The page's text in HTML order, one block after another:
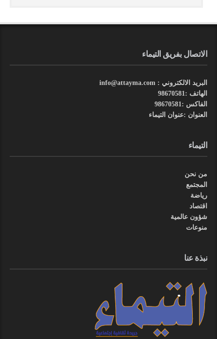
الاتصال بفريق التيماء
البريد الالكتروني : info@attayma.com
الهاتف :98670581
الفاكس :98670581
العنوان :عنوان التيماء
التيماء
من نحن
المجتمع
رياضة
اقتصاد
شؤون عالمية
منوعات
نبذة عنا